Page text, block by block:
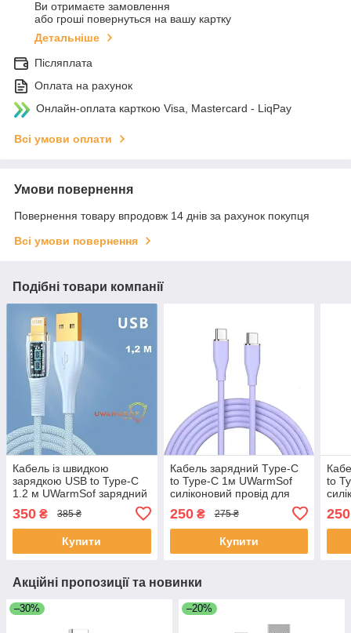
Ви отримаєте замовлення
або гроші повернуться на вашу картку
Детальніше
Післяплата
Оплата на рахунок
Онлайн-оплата карткою Visa, Mastercard - LiqPay
Всі умови оплати
Умови повернення
Повернення товару впродовж 14 днів за рахунок покупця
Всі умови повернення
Подібні товари компанії
Кабель із швидкою
зарядкою USB to Type-C
1.2 м UWarmSof зарядний
провід тайп си 18 Вт
Блакитний
350 ₴ 385 ₴
Купити
Кабель зарядний Тype-C
to Type-C 1м UWarmSof
силіконовий провід для
заряджання кабель тайп
66 Вт Фіолетовий
250₴ 275 ₴
Купити
to
66
250
Акційні пропозиції та новинки
–30% –20%